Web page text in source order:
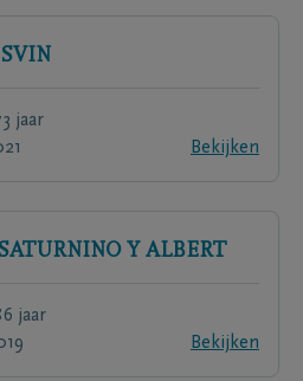
jaar
Bekijken
SATURNINO Y ALBERT
jaar
Bekijken